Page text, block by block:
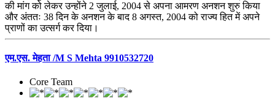
की मांग को लेकर उन्होंने 2 जुलाई, 2004 से अपना आमरण अनशन शुरु किया
और अंततः 38 दिन के अनशन के बाद 8 अगस्त, 2004 को राज्य हित में अपने
प्राणों का उत्सर्ग कर दिया।
एम.एस. मेहता /M S Mehta 9910532720
Core Team